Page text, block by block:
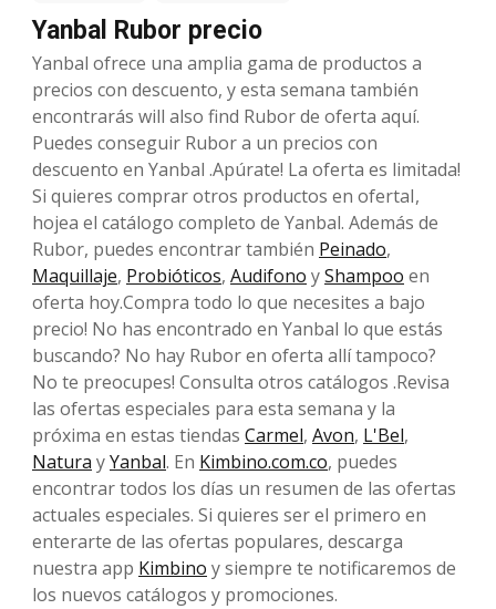
Yanbal Rubor precio
Yanbal ofrece una amplia gama de productos a
precios con descuento, y esta semana también
encontrarás will also find Rubor de oferta aquí.
Puedes conseguir Rubor a un precios con
descuento en Yanbal .Apúrate! La oferta es limitada!
Si quieres comprar otros productos en ofertaI,
hojea el catálogo completo de Yanbal. Además de
Rubor, puedes encontrar también Peinado,
Maquillaje, Probióticos, Audifono yShampoo en
oferta hoy.Compra todo lo que necesites a bajo
precio! No has encontrado en Yanbal lo que estás
buscando? No hay Rubor en oferta allí tampoco?
No te preocupes! Consulta otros catálogos .Revisa
las ofertas especiales para esta semana y la
próxima en estas tiendas Carmel, Avon, L'Bel,
Natura yYanbal. En Kimbino.com.co, puedes
encontrar todos los días un resumen de las ofertas
actuales especiales. Si quieres ser el primero en
enterarte de las ofertas populares, descarga
nuestra app Kimbino y siempre te notificaremos de
los nuevos catálogos y promociones.